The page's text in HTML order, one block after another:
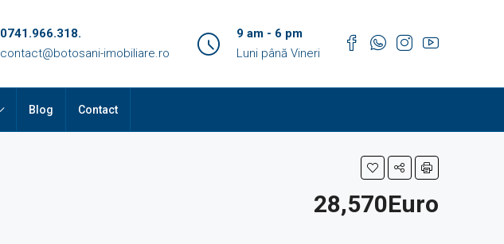
0741.966.318.
contact@botosani-imobiliare.ro
9 am - 6 pm
Luni până Vineri
Blog Contact
28,570Euro